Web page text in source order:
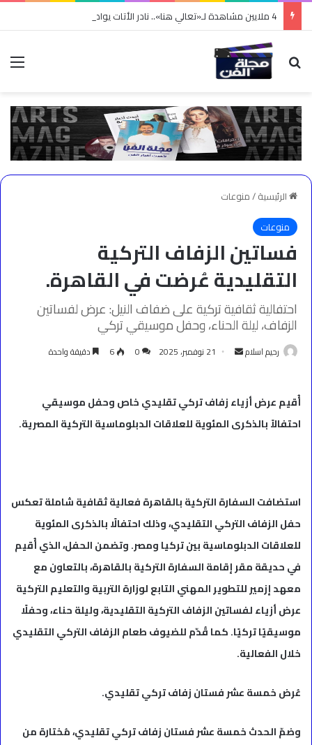
بحث عن
الرئيسية/منوعات
منوعات
فساتين الزفاف التركية
التقليدية عُرضت في القاهرة.
احتفالية ثقافية تركية على ضفاف النيل: عرض لفساتين
الزفاف، ليلة الحناء، وحفل موسيقي تركي
رحيم اسلام
أرسل 21 نوفمبر، 2025 0
6 دقيقة واحدة
أُقيم عرض أزياء زفاف تركي تقليدي خاص وحفل موسيقي
احتفالاً بالذكرى المئوية للعلاقات الدبلوماسية التركية المصرية.
استضافت السفارة التركية بالقاهرة فعالية ثقافية شاملة تعكس
حفل الزفاف التركي التقليدي، وذلك احتفالًا بالذكرى المئوية
للعلاقات الدبلوماسية بين تركيا ومصر. وتضمن الحفل، الذي أُقيم
في حديقة مقر إقامة السفارة التركية بالقاهرة، بالتعاون مع
معهد إزمير للتطوير المهني التابع لوزارة التربية والتعليم التركية
عرض أزياء لفساتين الزفاف التركية التقليدية، وليلة حناء، وحفلًا
موسيقيًا تركيًا. كما قُدّم للضيوف طعام الزفاف التركي التقليدي
خلال الفعالية.
عُرض خمسة عشر فستان زفاف تركي تقليدي.
وضمّ الحدث خمسة عشر فستان زفاف تركي تقليدي، مُختارة من